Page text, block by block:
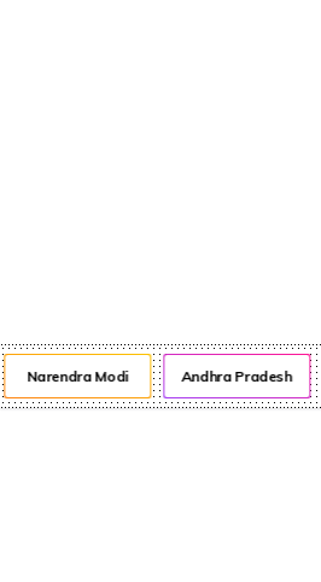
Narendra Modi Andhra Pradesh